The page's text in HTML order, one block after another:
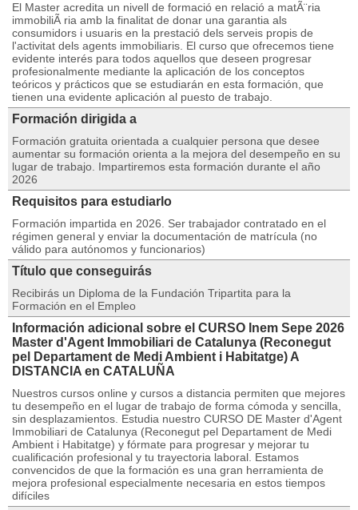
El Master acredita un nivell de formació en relació a matÃ¨ria
immobiliÃ ria amb la finalitat de donar una garantia als
consumidors i usuaris en la prestació dels serveis propis de
l'activitat dels agents immobiliaris. El curso que ofrecemos tiene
evidente interés para todos aquellos que deseen progresar
profesionalmente mediante la aplicación de los conceptos
teóricos y prácticos que se estudiarán en esta formación, que
tienen una evidente aplicación al puesto de trabajo.
Formación dirigida a
Formación gratuita orientada a cualquier persona que desee
aumentar su formación orienta a la mejora del desempeño en su
lugar de trabajo. Impartiremos esta formación durante el año
2026
Requisitos para estudiarlo
Formación impartida en 2026. Ser trabajador contratado en el
régimen general y enviar la documentación de matrícula (no
válido para autónomos y funcionarios)
Título que conseguirás
Recibirás un Diploma de la Fundación Tripartita para la
Formación en el Empleo
Información adicional sobre el CURSO Inem Sepe 2026
Master d'Agent Immobiliari de Catalunya (Reconegut
pel Departament de Medi Ambient i Habitatge) A
DISTANCIA en CATALUÑA
Nuestros cursos online y cursos a distancia permiten que mejores
tu desempeño en el lugar de trabajo de forma cómoda y sencilla,
sin desplazamientos. Estudia nuestro CURSO DE Master d'Agent
Immobiliari de Catalunya (Reconegut pel Departament de Medi
Ambient i Habitatge) y fórmate para progresar y mejorar tu
cualificación profesional y tu trayectoria laboral. Estamos
convencidos de que la formación es una gran herramienta de
mejora profesional especialmente necesaria en estos tiempos
difíciles